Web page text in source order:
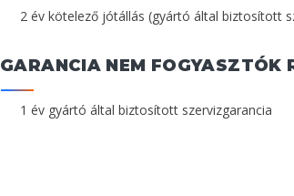
2 év kötelező jótállás (gyártó által biztosított
GARANCIA NEM FOGYASZTÓK
1 év gyártó által biztosított szervizgarancia